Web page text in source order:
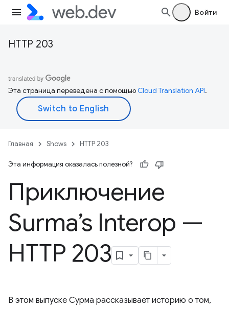
Войти
HTTP 203
Эта страница переведена с помощьюCloud Translation API.
Главная Shows HTTP 203
Эта информация оказалась полезной?
Приключение
Surma’s Interop —
HTTP 203
В этом выпуске Сурма рассказывает историю о том,